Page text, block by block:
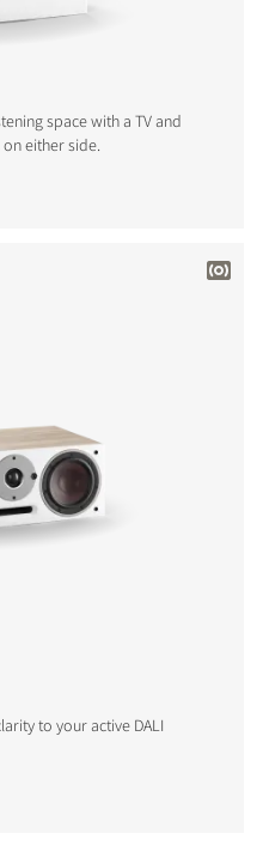
space with a TV and
either side.
to your active DALI